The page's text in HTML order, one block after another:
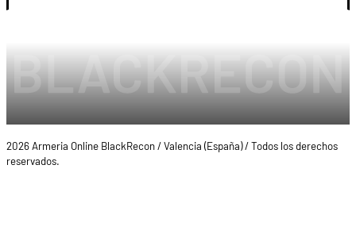
2026 Armeria Online BlackRecon / Valencia (España) / Todos los derechos
reservados.